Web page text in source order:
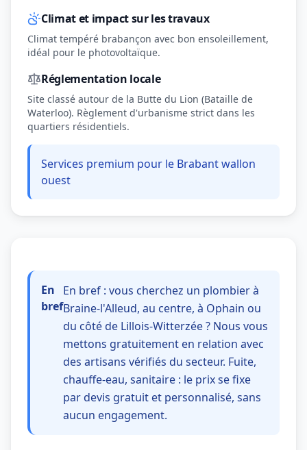
Climat et impact sur les travaux
Climat tempéré brabançon avec bon ensoleillement,
idéal pour le photovoltaïque.
Réglementation locale
Site classé autour de la Butte du Lion (Bataille de
Waterloo). Règlement d'urbanisme strict dans les
quartiers résidentiels.
Services premium pour le Brabant wallon
ouest
En
bref
En bref : vous cherchez un plombier à
Braine-l'Alleud, au centre, à Ophain ou
du côté de Lillois-Witterzée ? Nous vous
mettons gratuitement en relation avec
des artisans vérifiés du secteur. Fuite,
chauffe-eau, sanitaire : le prix se fixe
par devis gratuit et personnalisé, sans
aucun engagement.